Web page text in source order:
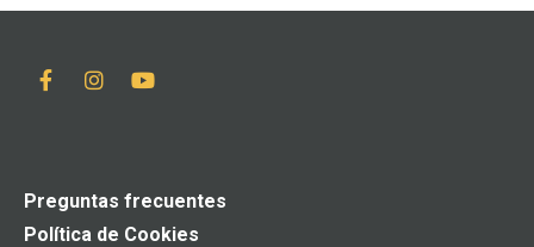
Preguntas frecuentes
Política de Cookies